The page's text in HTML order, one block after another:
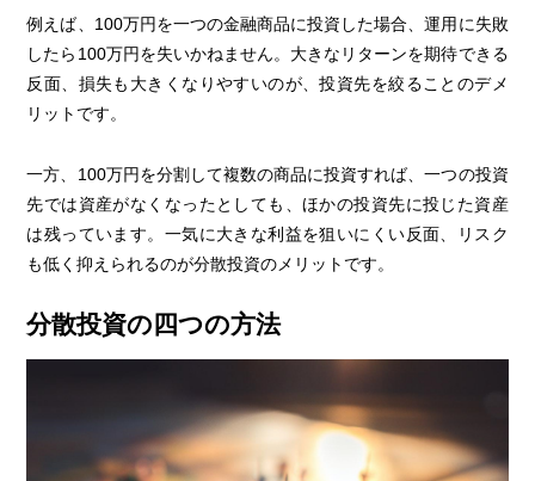
例えば、100万円を一つの金融商品に投資した場合、運用に失敗
したら100万円を失いかねません。大きなリターンを期待できる
反面、損失も大きくなりやすいのが、投資先を絞ることのデメ
リットです。
一方、100万円を分割して複数の商品に投資すれば、一つの投資
先では資産がなくなったとしても、ほかの投資先に投じた資産
は残っています。一気に大きな利益を狙いにくい反面、リスク
も低く抑えられるのが分散投資のメリットです。
分散投資の四つの方法